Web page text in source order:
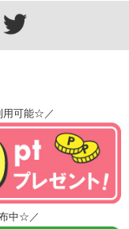
用可能☆／
中☆／